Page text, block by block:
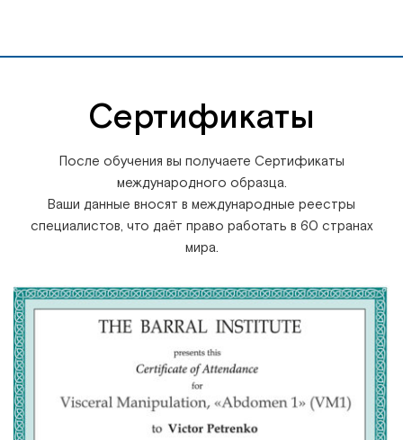
Сертификаты
После обучения вы получаете Сертификаты
международного образца.
Ваши данные вносят в международные реестры
специалистов, что даёт право работать в 60 странах
мира.